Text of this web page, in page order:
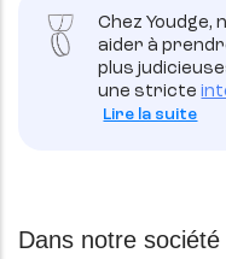
Chez Youdge,
aider à
plus
une stricte
Lire la suite
Dans notre